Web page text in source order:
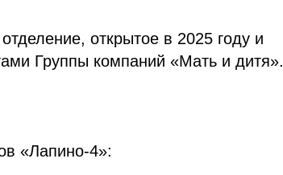
открытое в 2025 году и
Группы компаний «Мать и дитя».
«Лапино-4»: